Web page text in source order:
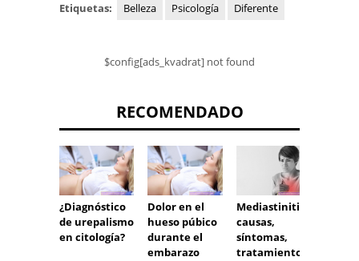
Etiquetas: Belleza Psicología Diferente
$config[ads_kvadrat] not found
RECOMENDADO
¿Diagnóstico
de urepalismo
en citología?
Dolor en el
hueso púbico
durante el
embarazo
Mediastinitis:
causas,
síntomas,
tratamiento.